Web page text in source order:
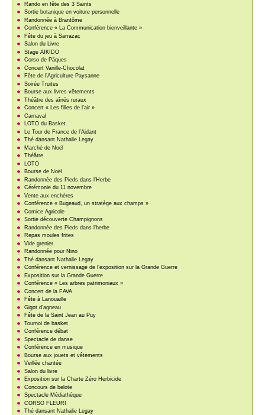
Rando en fête des 3 Saints
Sortie botanique en voiture personnelle
Randonnée à Brantôme
Conférence « La Communication bienveillante »
Fête du jeu à Sarrazac
Salon du Livre
Stage AIKIDO
Corso de Pâques
Concert Vanille-Chocolat
Fête de l’Agriculture Paysanne
Soirée Truites
Bourse aux livres vêtements
Théâtre des aînés ruraux
Concert « Les filles de l’air »
Carnaval
LOTO du Basket
Le Tour de France de l’Aidant
Thé dansant Nathalie Legay
Marché de Noël
Théâtre
LOTO
Bourse de Noël
Randonnée des Pieds dans l’Herbe
Cérémonie du 11 novembre
Vente aux enchères
Conférence « Bugeaud, un stratège aux champs »
Comice Agricole
Sortie découverte Champignons
Randonnée des Pieds dans l’herbe
Repas moules frites
Vide grenier
Randonnée pour Nino
Thé dansant Nathalie Legay
Conférence et vernissage de l’exposition sur la Grande Guerre
Exposition sur la Grande Guerre
Conférence « Les arbres patrimoniaux »
Concert de la FAVA
Fête à Lanouaille
Gigot d’agneau
Fête de la Saint Jean au Puy
Tournoi de basket
Conférence débat
Spectacle de danse
Conférence en musique
Bourse aux jouets et vêtements
Veillée chantée
Salon du livre
Exposition sur la Charte Zéro Herbicide
Concours de belote
Spectacle Médiathèque
CORSO FLEURI
Thé dansant Nathalie Legay